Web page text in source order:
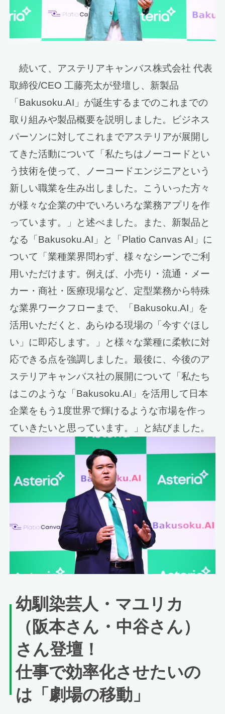
続いて、アステリアキャンバス株式会社 代表
取締役/CEO 工藤亮太が登壇し、新製品
「Bakusoku.AI」が誕生するまでのこれまでの
取り組みや製品概要を説明しました。ビジネス
パーソンに対してこれまでアステリアが展開し
てきた活動について「私たちはノーコードとい
う技術を使って、ノーコードエンジニアという
新しい職業を生み出しました。こういった方々
が様々な企業の中でいろいろな業務アプリを作
っています。」と述べました。また、新製品と
なる「Bakusoku.AI」と「Platio Canvas AI」に
ついて「業種業界問わず、様々なシーンでご利
用いただけます。例えば、小売り・流通・メー
カー・商社・医療現場など、定型業務から特殊
な業界ワークフローまで、「Bakusoku.AI」を
活用いただくと、あらゆる現場の「今すぐほし
い」に即応します。」と様々な業種に柔軟に対
応できる点を強調しました。最後に、今後のア
ステリアキャンバス社の展開について「私たち
はこのような「Bakusoku.AI」を活用して日本
企業をもう1度世界で輝けるような市場を作っ
ていきたいと思っています。」と結びました。
幼馴染芸人・マユリカ
（阪本さん・中谷さん）
さん登壇！
仕事で効率化させたいの
は「劇場の移動」